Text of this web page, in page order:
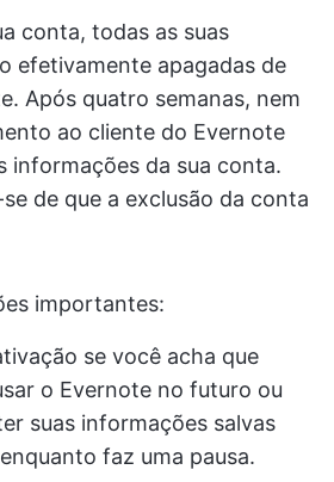
conta, todas as suas
efetivamente apagadas de
Após quatro semanas, nem
ao cliente do Evernote
informações da sua conta.
de que a exclusão da conta
importantes:
se você acha que
o Evernote no futuro ou
suas informações salvas
faz uma pausa.